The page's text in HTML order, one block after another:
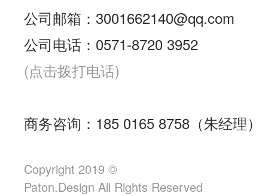
公司邮箱：3001662140@qq.com
公司电话：0571-8720 3952
(点击拨打电话)
商务咨询：185 0165 8758（朱经理）
Copyright 2019 ©
Paton.Design All Rights Reserved